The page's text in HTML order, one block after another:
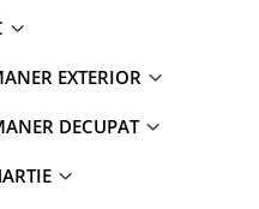
EXTERIOR
DECUPAT